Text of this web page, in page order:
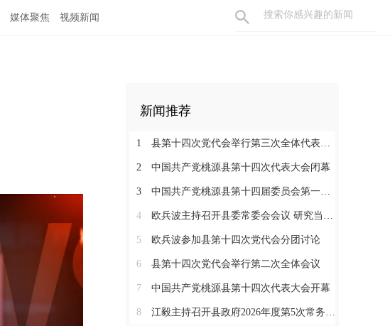
媒体聚焦 视频新闻
新闻推荐
1 县第十四次党代会举行第三次全体代表会议
2 中国共产党桃源县第十四次代表大会闭幕
3 中国共产党桃源县第十四届委员会第一次全体会议召开
4 欧兵波主持召开县委常委会会议 研究当前重点工作
5 欧兵波参加县第十四次党代会分团讨论
6 县第十四次党代会举行第二次全体会议
7 中国共产党桃源县第十四次代表大会开幕
8 江毅主持召开县政府2026年度第5次常务会议